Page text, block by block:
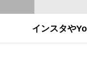
インスタや